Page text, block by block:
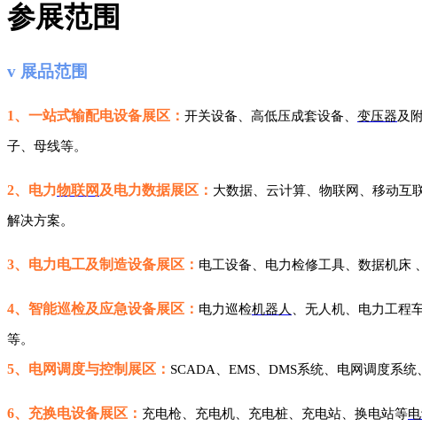
参展范围
v 展品范围
1、一站式输配电设备展区： 开关设备、高低压成套设备、 变压器及
子、母线等。
2、电力物联网 及电力数据展区： 大数据、云计算、物联网、移动互
解决方案。
3、 电力电工及制造设备展区： 电工设备、电力检修工具、数据机床
4、 智能巡检及应急设备展区： 电力巡检机器人 、无人机、电力工程
等。
5、 电网调度与控制展区： SCADA、EMS、DMS系统、电网调度系统
6、 充换电设备展区： 充电枪、充电机、充电桩、充电站、换电站等